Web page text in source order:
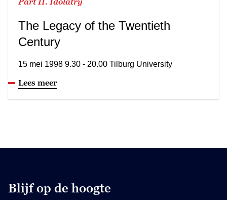
The Legacy of the Twentieth
Century
15 mei 1998 9.30 - 20.00 Tilburg University
Lees meer
Blijf op de hoogte